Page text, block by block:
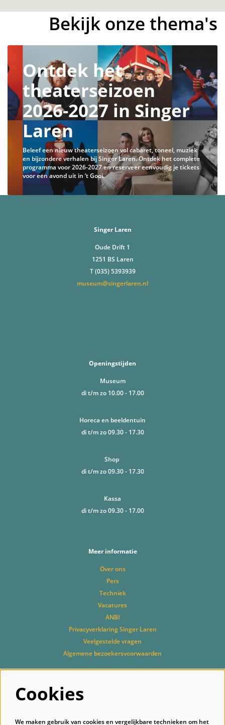
Bekijk onze thema's
Ontdek het
theaterseizoen
2026-2027 in Singer
Laren
Beleef een nieuw theaterseizoen vol cabaret, toneel, muziek
en bijzondere verhalen bij Singer Laren. Ontdek het complete
programma voor 2026-2027 en reserveer eenvoudig je tickets
voor een avond uit in ’t Gooi.
Singer Laren
Oude Drift 1
1251 BS Laren
T (035) 5393939
museum@singerlaren.nl
Openingstijden
Museum
di t/m zo 10.00 - 17.00
Horeca en beeldentuin
di t/m zo 09.30 - 17.30
Shop
di t/m zo 09.30 - 17.30
Kassa
di t/m zo 09.30 - 17.00
Meer informatie
Over ons
Pers
Techniek
Vacatures
ANBI
Privacyverklaring Singer Laren
Veelgestelde vragen
Algemene bezoekersvoorwaarden
Cookies
We maken gebruik van cookies en vergelijkbare technieken om het